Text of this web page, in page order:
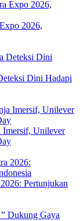
2026,
Dini Hadapi
Imersif, Unilever
Pertunjukan